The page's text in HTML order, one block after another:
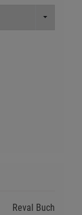
Toggle
Reval Buch